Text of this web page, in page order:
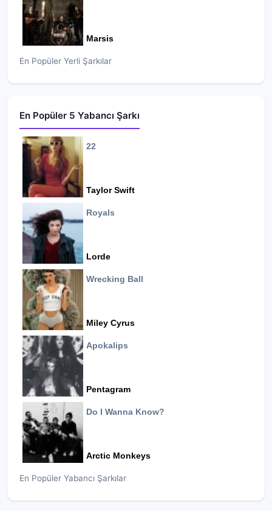
Marsis
En Popüler Yerli Şarkılar
En Popüler 5 Yabancı Şarkı
22
Taylor Swift
Royals
Lorde
Wrecking Ball
Miley Cyrus
Apokalips
Pentagram
Do I Wanna Know?
Arctic Monkeys
En Popüler Yabancı Şarkılar